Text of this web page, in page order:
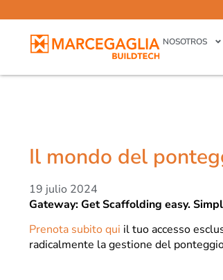
NOSOTROS
Il mondo del
19 julio 2024
Gateway: Get Scaffolding easy.
Prenota subito qui il tuo accesso
radicalmente la gestione del